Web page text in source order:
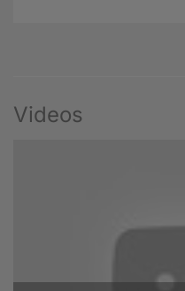
Videos